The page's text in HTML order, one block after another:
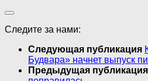
Следите за нами:
Следующая публикация
Будвара» начнет выпуск
Предыдущая публикация